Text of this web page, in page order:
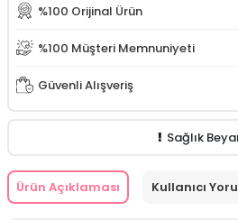
%100 Orijinal Ürün
%100 Müşteri Memnuniyeti
Güvenli Alışveriş
Sağlık
Ürün Açıklaması Kullanıcı